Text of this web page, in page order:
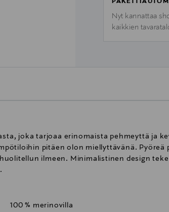
Nyt kannattaa
kaikkien
joka tarjoaa erinomaista pehmeyttä ja
pitäen olon miellyttävänä. Pyöreä
ilmeen. Minimalistinen design
100 % merinovilla